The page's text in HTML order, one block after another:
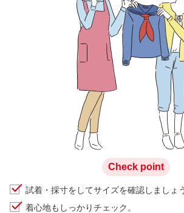
Check point
試着・採寸をしてサイズを確認しましょう
着心地もしっかりチェック。